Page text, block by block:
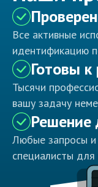
Все активные
идентификацию
Готовы
Тысячи
вашу задачу
Решение
Любые запросы
специалисты